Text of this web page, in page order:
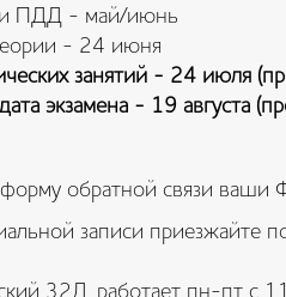
ПДД - май/июнь
- 24 июня
занятий - 24 июля
экзамена - 19 августа
обратной связи ваши
записи приезжайте
32Д, работает пн-пт с